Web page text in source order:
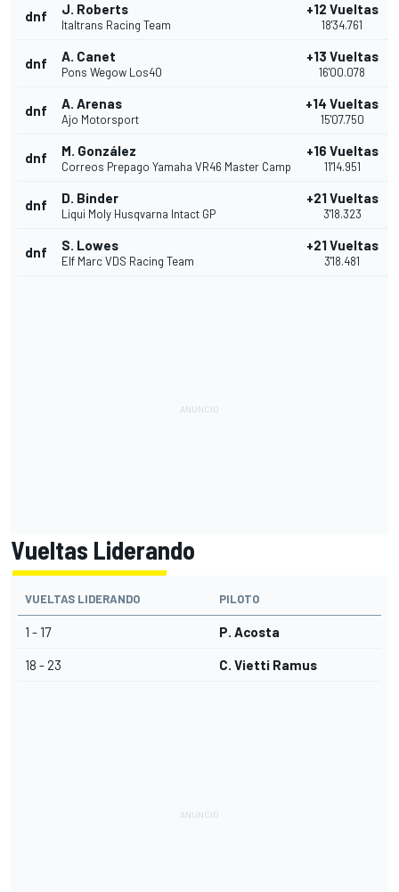
dnf J. Roberts
Italtrans Racing Team
+12 Vueltas
18'34.761
dnf A. Canet
Pons Wegow Los40
+13 Vueltas
16'00.078
dnf A. Arenas
Ajo Motorsport
+14 Vueltas
15'07.750
dnf M. González
Correos Prepago Yamaha VR46 Master Camp
+16 Vueltas
11'14.951
dnf D. Binder
Liqui Moly Husqvarna Intact GP
+21 Vueltas
3'18.323
dnf S. Lowes
Elf Marc VDS Racing Team
+21 Vueltas
3'18.481
Vueltas Liderando
VUELTAS LIDERANDO PILOTO
1 - 17 P. Acosta
18 - 23 C. Vietti Ramus